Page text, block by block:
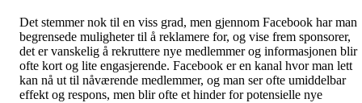
Det stemmer nok til en viss grad, men gjennom Facebook har man
begrensede muligheter til å reklamere for, og vise frem sponsorer,
det er vanskelig å rekruttere nye medlemmer og informasjonen blir
ofte kort og lite engasjerende. Facebook er en kanal hvor man lett
kan nå ut til nåværende medlemmer, og man ser ofte umiddelbar
effekt og respons, men blir ofte et hinder for potensielle nye